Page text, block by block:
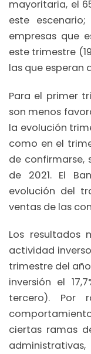
mayoritaria, el
este
empresas que
este trimestre
las que esperan
Para el primer
son menos
la evolución
como en el
de confirmarse,
de 2021. El
evolución del
ventas de las
Los resultados
actividad
trimestre del
inversión el
tercero). Por
ciertas ramas